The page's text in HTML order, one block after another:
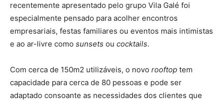
recentemente apresentado pelo grupo Vila Galé foi
especialmente pensado para acolher encontros
empresariais, festas familiares ou eventos mais intimistas
e ao ar-livre como sunsets ou cocktails.
Com cerca de 150m2 utilizáveis, o novo rooftop tem
capacidade para cerca de 80 pessoas e pode ser
adaptado consoante as necessidades dos clientes que